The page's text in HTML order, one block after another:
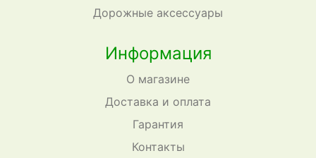
Дорожные аксессуары
Информация
О магазине
Доставка и оплата
Гарантия
Контакты